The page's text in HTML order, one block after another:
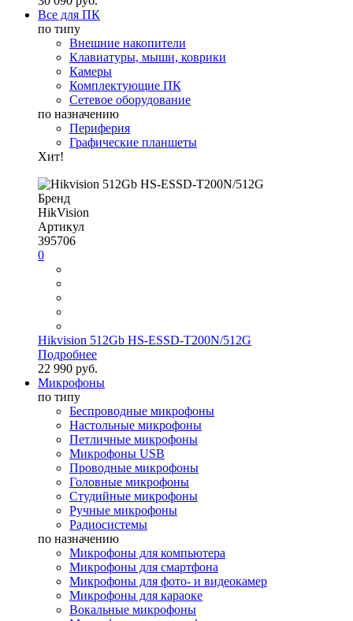
Все для ПК
по типу
Внешние накопители
Клавиатуры, мыши, коврики
Камеры
Комплектующие ПК
Сетевое оборудование
по назначению
Периферия
Графические планшеты
Хит!
Бренд
HikVision
Артикул
395706
0
Hikvision 512Gb HS-ESSD-T200N/512G
Подробнее
22 990 руб.
Микрофоны
по типу
Беспроводные микрофоны
Настольные микрофоны
Петличные микрофоны
Микрофоны USB
Проводные микрофоны
Головные микрофоны
Студийные микрофоны
Ручные микрофоны
Радиосистемы
по назначению
Микрофоны для компьютера
Микрофоны для смартфона
Микрофоны для фото- и видеокамер
Микрофоны для караоке
Вокальные микрофоны